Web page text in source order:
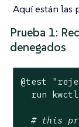
Aquí están las
Prueba 1:
denegados
@test
run
# this